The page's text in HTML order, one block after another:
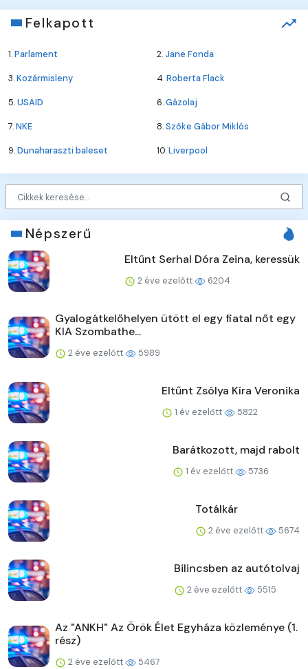
Felkapott
1.Parlament 2.Jane Fonda
3.Kozármisleny 4.Roberta Flack
5.USAID 6.Gázolaj
7.NKE 8.Szőke Gábor Miklós
9.Dunaharaszti baleset 10.Liverpool
Népszerű
Eltűnt Serhal Dóra Zeina, keressük
2 éve ezelőtt 6204
Gyalogátkelőhelyen ütött el egy fiatal nőt egy
KIA Szombathe...
2 éve ezelőtt 5989
Eltűnt Zsólya Kíra Veronika
1 év ezelőtt 5822
Barátkozott, majd rabolt
1 év ezelőtt 5736
Totálkár
2 éve ezelőtt 5674
Bilincsben az autótolvaj
2 éve ezelőtt 5515
Az "ANKH" Az Örök Élet Egyháza közleménye (1.
rész)
2 éve ezelőtt 5467